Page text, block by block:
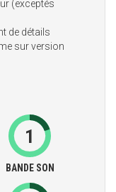
(exceptés
de détails
sur version
1
BANDE SON